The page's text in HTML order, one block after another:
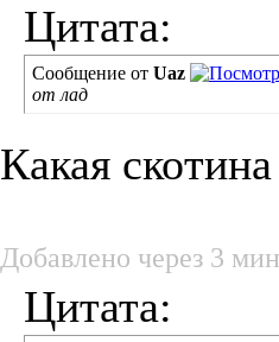
Цитата:
Сообщение от Uaz
от лад
Какая
Добавлено через 3
Цитата: